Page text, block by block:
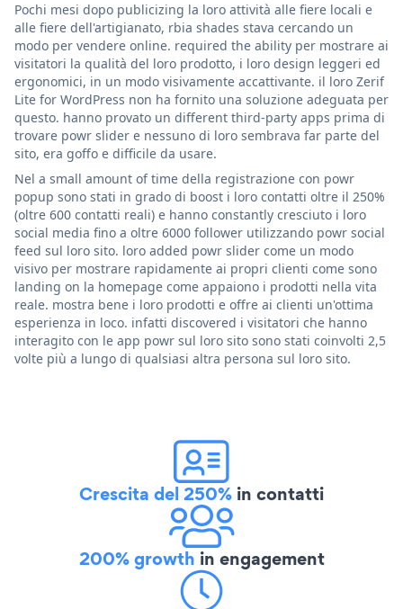
Pochi mesi dopo publicizing la loro attività alle fiere locali e
alle fiere dell'artigianato, rbia shades stava cercando un
modo per vendere online. required the ability per mostrare ai
visitatori la qualità del loro prodotto, i loro design leggeri ed
ergonomici, in un modo visivamente accattivante. il loro Zerif
Lite for WordPress non ha fornito una soluzione adeguata per
questo. hanno provato un different third-party apps prima di
trovare powr slider e nessuno di loro sembrava far parte del
sito, era goffo e difficile da usare.
Nel a small amount of time della registrazione con powr
popup sono stati in grado di boost i loro contatti oltre il 250%
(oltre 600 contatti reali) e hanno constantly cresciuto i loro
social media fino a oltre 6000 follower utilizzando powr social
feed sul loro sito. loro added powr slider come un modo
visivo per mostrare rapidamente ai propri clienti come sono
landing on la homepage come appaiono i prodotti nella vita
reale. mostra bene i loro prodotti e offre ai clienti un'ottima
esperienza in loco. infatti discovered i visitatori che hanno
interagito con le app powr sul loro sito sono stati coinvolti 2,5
volte più a lungo di qualsiasi altra persona sul loro sito.
Crescita del 250% in contatti
200% growth in engagement